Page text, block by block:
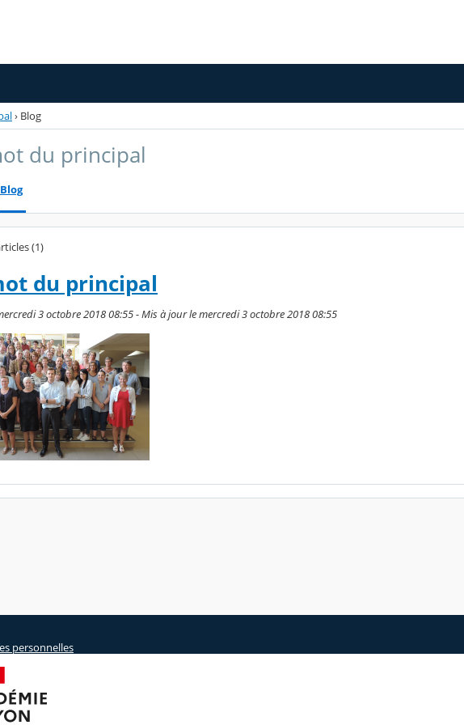
› Blog
du principal
Blog
(1)
du principal
3 octobre 2018 08:55 - Mis à jour le mercredi 3 octobre 2018 08:55
personnelles